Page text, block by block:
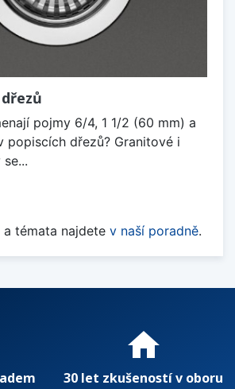
pojmy 6/4, 1 1/2 (60 mm) a
popiscích dřezů? Granitové i
a témata najdete v naší poradně.
u nás? home
30 let zkušeností v oboru